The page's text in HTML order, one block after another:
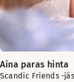
Aina paras hinta
Scandic Friends -